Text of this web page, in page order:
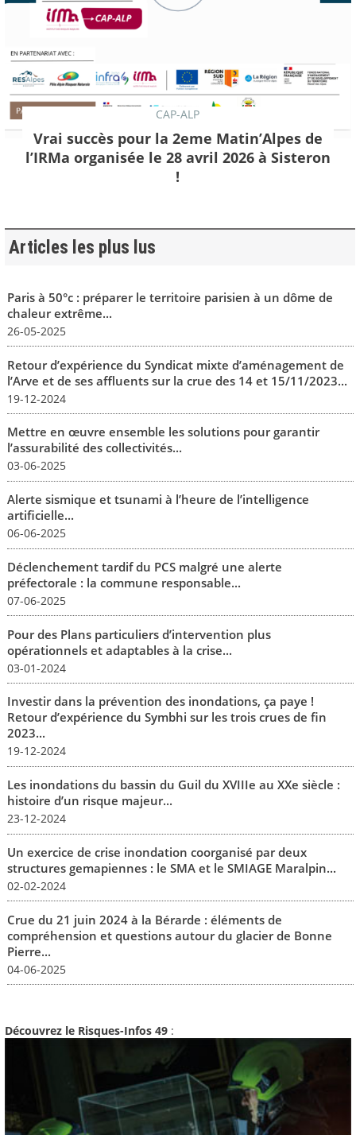
CAP-ALP
Vrai succès pour la 2eme Matin’Alpes de
l’IRMa organisée le 28 avril 2026 à Sisteron
!
Articles les plus lus
Paris à 50°c : préparer le territoire parisien à un dôme de
chaleur extrême...
26-05-2025
Retour d’expérience du Syndicat mixte d’aménagement de
l’Arve et de ses affluents sur la crue des 14 et 15/11/2023...
19-12-2024
Mettre en œuvre ensemble les solutions pour garantir
l’assurabilité des collectivités...
03-06-2025
Alerte sismique et tsunami à l’heure de l’intelligence
artificielle...
06-06-2025
Déclenchement tardif du PCS malgré une alerte
préfectorale : la commune responsable...
07-06-2025
Pour des Plans particuliers d’intervention plus
opérationnels et adaptables à la crise...
03-01-2024
Investir dans la prévention des inondations, ça paye !
Retour d’expérience du Symbhi sur les trois crues de fin
2023...
19-12-2024
Les inondations du bassin du Guil du XVIIIe au XXe siècle :
histoire d’un risque majeur...
23-12-2024
Un exercice de crise inondation coorganisé par deux
structures gemapiennes : le SMA et le SMIAGE Maralpin...
02-02-2024
Crue du 21 juin 2024 à la Bérarde : éléments de
compréhension et questions autour du glacier de Bonne
Pierre...
04-06-2025
Découvrez le Risques-Infos 49 :